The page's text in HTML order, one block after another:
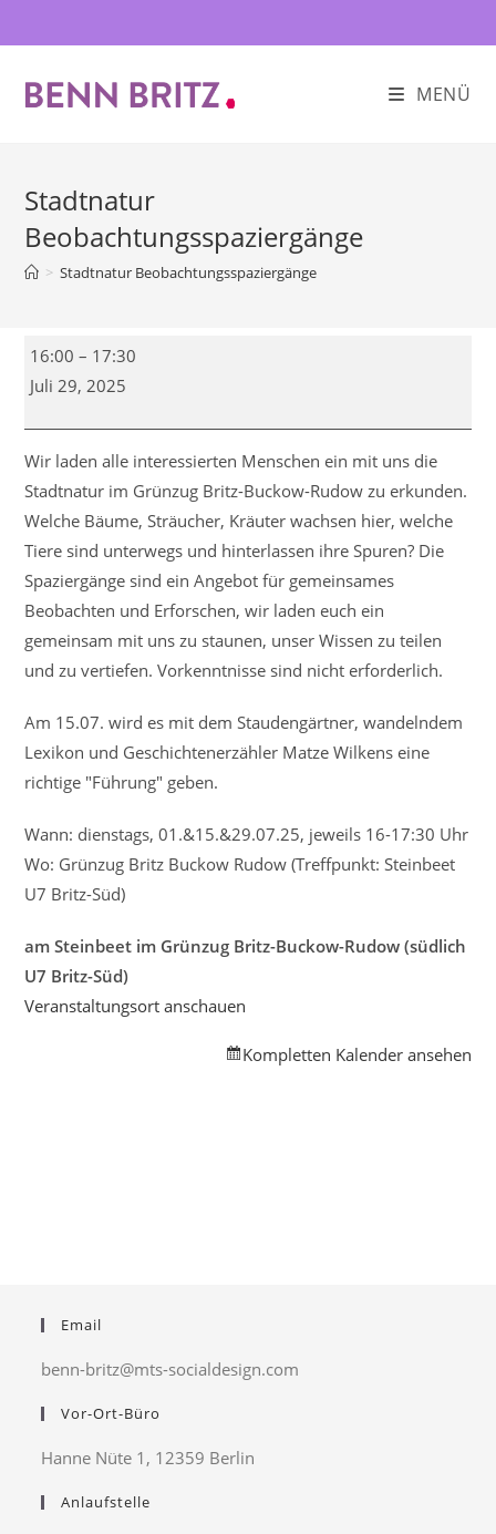
Inhalt
MENÜ
Stadtnatur
Beobachtungsspaziergänge
> Stadtnatur Beobachtungsspaziergänge
Stadtnatur
Beobachtungsspaziergänge
16:00 – 17:30
Juli 29, 2025
Wir laden alle interessierten Menschen ein mit uns die
Stadtnatur im Grünzug Britz-Buckow-Rudow zu erkunden.
Welche Bäume, Sträucher, Kräuter wachsen hier, welche
Tiere sind unterwegs und hinterlassen ihre Spuren? Die
Spaziergänge sind ein Angebot für gemeinsames
Beobachten und Erforschen, wir laden euch ein
gemeinsam mit uns zu staunen, unser Wissen zu teilen
und zu vertiefen. Vorkenntnisse sind nicht erforderlich.
Am 15.07. wird es mit dem Staudengärtner, wandelndem
Lexikon und Geschichtenerzähler Matze Wilkens eine
richtige "Führung" geben.
Wann: dienstags, 01.&15.&29.07.25, jeweils 16-17:30 Uhr
Wo: Grünzug Britz Buckow Rudow (Treffpunkt: Steinbeet
U7 Britz-Süd)
am Steinbeet im Grünzug Britz-Buckow-Rudow (südlich
U7 Britz-Süd)
Veranstaltungsort anschauen
Kompletten Kalender ansehen
Email
benn-britz@mts-socialdesign.com
Vor-Ort-Büro
Hanne Nüte 1, 12359 Berlin
Anlaufstelle